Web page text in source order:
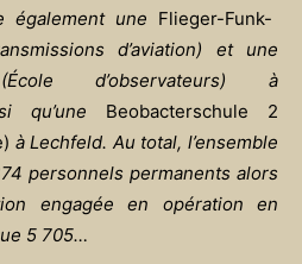
également une Flieger-Funk-
d’aviation) et une
d’observateurs) à
qu’une Beobacterschule 2
à Lechfeld. Au total, l’ensemble
personnels permanents alors
engagée en opération en
5 705…